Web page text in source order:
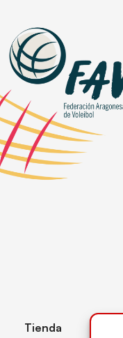
Tienda